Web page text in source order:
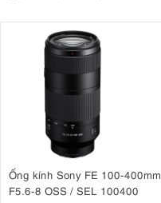
Ống kính Sony FE 100-400mm
F5.6-8 OSS / SEL 100400